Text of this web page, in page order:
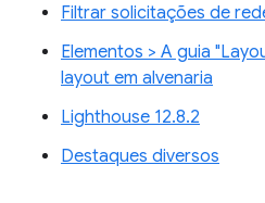
Filtrar solicitações de
Elementos > A guia
layout em alvenaria
Lighthouse 12.8.2
Destaques diversos